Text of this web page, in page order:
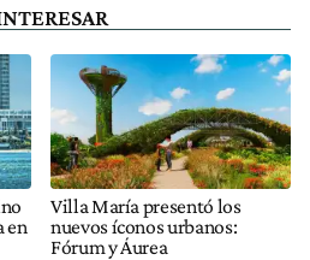
en
Villa María presentó los
nuevos íconos urbanos:
Fórum y Áurea